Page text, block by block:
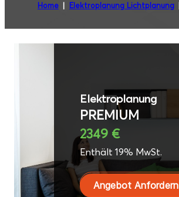
Home Elektroplanung Lichtplanung
Elektroplanung
PREMIUM
2349 €
Enthält 19% MwSt.
Angebot Anfordern